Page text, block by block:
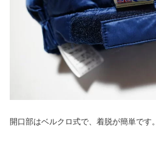
開口部はベルクロ式で、着脱が簡単です。